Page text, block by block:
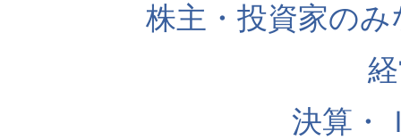
株主・投資家の
決算・